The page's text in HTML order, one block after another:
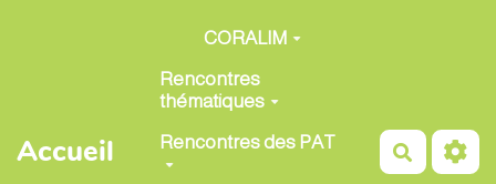
Aller au contenu principal
Accueil
CORALIM
Rencontres
thématiques
Rencontres des PAT